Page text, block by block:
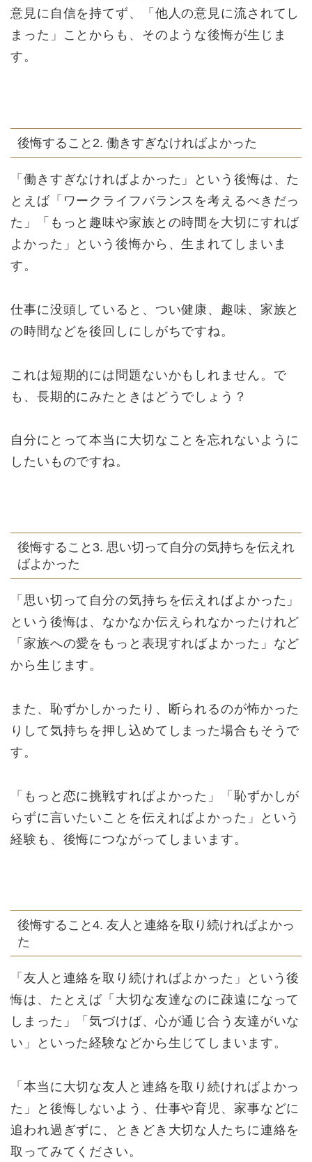
意見に自信を持てず、「他人の意見に流されてし
まった」ことからも、そのような後悔が生じま
す。
後悔すること2. 働きすぎなければよかった
「働きすぎなければよかった」という後悔は、た
とえば「ワークライフバランスを考えるべきだっ
た」「もっと趣味や家族との時間を大切にすれば
よかった」という後悔から、生まれてしまいま
す。
仕事に没頭していると、つい健康、趣味、家族と
の時間などを後回しにしがちですね。
これは短期的には問題ないかもしれません。で
も、長期的にみたときはどうでしょう？
自分にとって本当に大切なことを忘れないように
したいものですね。
後悔すること3. 思い切って自分の気持ちを伝えれ
ばよかった
「思い切って自分の気持ちを伝えればよかった」
という後悔は、なかなか伝えられなかったけれど
「家族への愛をもっと表現すればよかった」など
から生じます。
また、恥ずかしかったり、断られるのが怖かった
りして気持ちを押し込めてしまった場合もそうで
す。
「もっと恋に挑戦すればよかった」「恥ずかしが
らずに言いたいことを伝えればよかった」という
経験も、後悔につながってしまいます。
後悔すること4. 友人と連絡を取り続ければよかっ
た
「友人と連絡を取り続ければよかった」という後
悔は、たとえば「大切な友達なのに疎遠になって
しまった」「気づけば、心が通じ合う友達がいな
い」といった経験などから生じてしまいます。
「本当に大切な友人と連絡を取り続ければよかっ
た」と後悔しないよう、仕事や育児、家事などに
追われ過ぎずに、ときどき大切な人たちに連絡を
取ってみてください。